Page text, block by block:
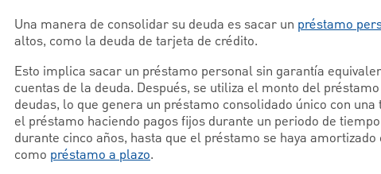
Una manera de consolidar su deuda es sacar un préstamo
altos, como la deuda de tarjeta de crédito.
Esto implica sacar un préstamo personal sin garantía
cuentas de la deuda. Después, se utiliza el monto del
deudas, lo que genera un préstamo consolidado único con
el préstamo haciendo pagos fijos durante un periodo de
durante cinco años, hasta que el préstamo se haya
como préstamo a plazo.